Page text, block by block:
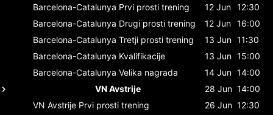
Barcelona-Catalunya Prvi prosti trening 12 Jun 12:30
Barcelona-Catalunya Drugi prosti trening 12 Jun 16:00
Barcelona-Catalunya Tretji prosti trening 13 Jun 11:30
Barcelona-Catalunya Kvalifikacije 13 Jun 15:00
Barcelona-Catalunya Velika nagrada 14 Jun 14:00
VN Avstrije
28 Jun 14:00
VN Avstrije Prvi prosti trening 26 Jun 12:30